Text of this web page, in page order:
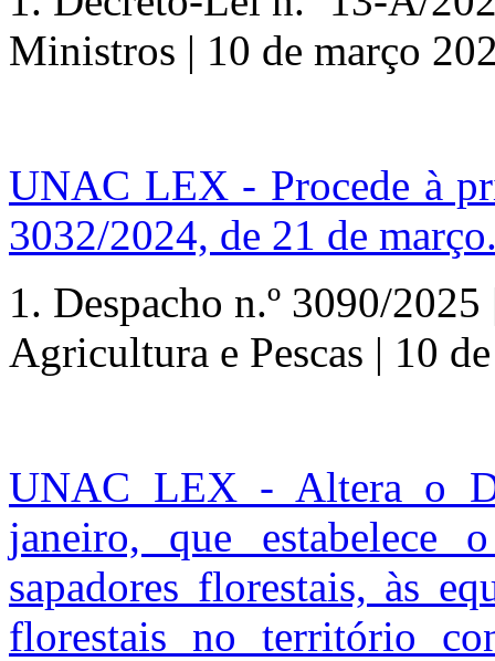
Ministros | 10 de março
UNAC LEX - Procede à
3032/2024, de 21 de
1. Despacho n.º 3090/2025
Agricultura e Pescas | 10
UNAC LEX - Altera o
janeiro, que estabelece
sapadores florestais, às
florestais no território